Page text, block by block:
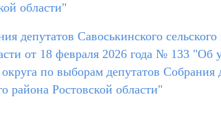
области"
депутатов Савоськинского
от 18 февраля 2026 года № 133 "Об
по выборам депутатов Собрания
района Ростовской области"